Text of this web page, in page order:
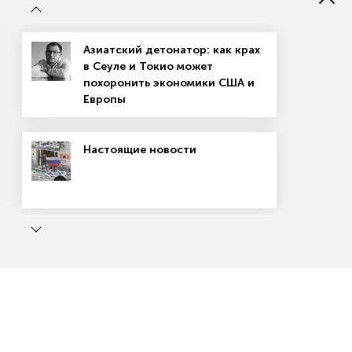
Азиатский детонатор: как крах
в Сеуле и Токио может
похоронить экономики США и
Европы
Настоящие новости